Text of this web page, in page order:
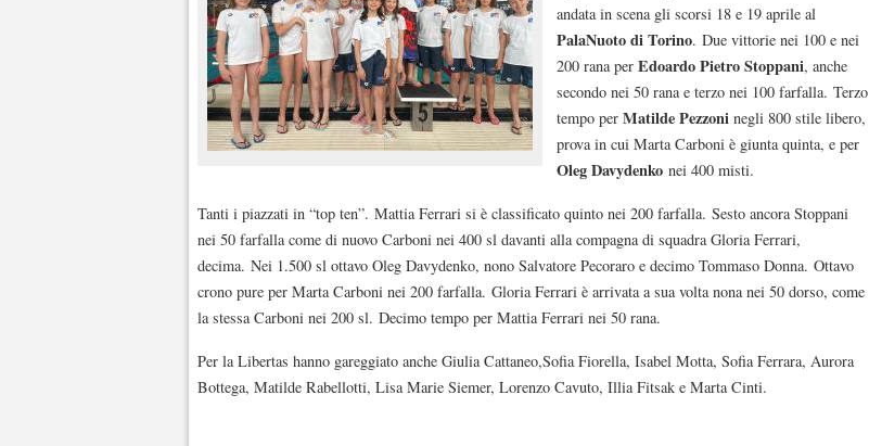
andata in scena gli scorsi 18 e 19 aprile al
PalaNuoto di Torino. Due vittorie nei 100 e nei
200 rana per Edoardo Pietro Stoppani, anche
secondo nei 50 rana e terzo nei 100 farfalla. Terzo
tempo per Matilde Pezzoni negli 800 stile libero,
prova in cui Marta Carboni è giunta quinta, e per
Oleg Davydenko nei 400 misti.
Tanti i piazzati in “top ten”. Mattia Ferrari si è classificato quinto nei 200 farfalla. Sesto ancora Stoppani
nei 50 farfalla come di nuovo Carboni nei 400 sl davanti alla compagna di squadra Gloria Ferrari,
decima. Nei 1.500 sl ottavo Oleg Davydenko, nono Salvatore Pecoraro e decimo Tommaso Donna. Ottavo
crono pure per Marta Carboni nei 200 farfalla. Gloria Ferrari è arrivata a sua volta nona nei 50 dorso, come
la stessa Carboni nei 200 sl. Decimo tempo per Mattia Ferrari nei 50 rana.
Per la Libertas hanno gareggiato anche Giulia Cattaneo,Sofia Fiorella, Isabel Motta, Sofia Ferrara, Aurora
Bottega, Matilde Rabellotti, Lisa Marie Siemer, Lorenzo Cavuto, Illia Fitsak e Marta Cinti.